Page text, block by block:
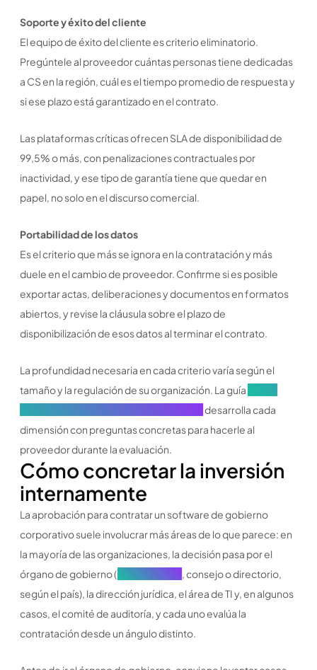
Soporte y éxito del cliente
El equipo de éxito del cliente es criterio eliminatorio.
Pregúntele al proveedor cuántas personas tiene dedicadas
a CS en la región, cuál es el tiempo promedio de respuesta y
si ese plazo está garantizado en el contrato.
Las plataformas críticas ofrecen SLA de disponibilidad de
99,5% o más, con penalizaciones contractuales por
inactividad, y ese tipo de garantía tiene que quedar en
papel, no solo en el discurso comercial.
Portabilidad de los datos
Es el criterio que más se ignora en la contratación y más
duele en el cambio de proveedor. Confirme si es posible
exportar actas, deliberaciones y documentos en formatos
abiertos, y revise la cláusula sobre el plazo de
disponibilización de esos datos al terminar el contrato.
La profundidad necesaria en cada criterio varía según el
tamaño y la regulación de su organización. La guía
desarrolla cada
dimensión con preguntas concretas para hacerle al
proveedor durante la evaluación.
Cómo concretar la inversión
internamente
La aprobación para contratar un software de gobierno
corporativo suele involucrar más áreas de lo que parece: en
la mayoría de las organizaciones, la decisión pasa por el
órgano de gobierno (
, consejo o directorio,
según el país), la dirección jurídica, el área de TI y, en algunos
casos, el comité de auditoría, y cada uno evalúa la
contratación desde un ángulo distinto.